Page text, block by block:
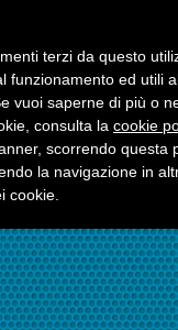
☎324.7403485
terzi da questo
funzionamento ed utili
vuoi saperne di più o
consulta la cookie
scorrendo questa
la navigazione in
cookie.